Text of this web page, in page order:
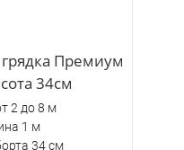
Премиум
34см
2 до 8 м
1 м
34 см